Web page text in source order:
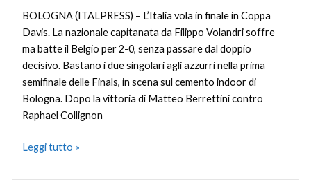
BOLOGNA (ITALPRESS) – L’Italia vola in finale in Coppa
Davis. La nazionale capitanata da Filippo Volandri soffre
ma batte il Belgio per 2-0, senza passare dal doppio
decisivo. Bastano i due singolari agli azzurri nella prima
semifinale delle Finals, in scena sul cemento indoor di
Bologna. Dopo la vittoria di Matteo Berrettini contro
Raphael Collignon
Leggi tutto »